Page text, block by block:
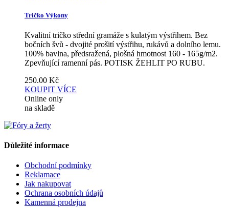
Tričko Výkony
Kvalitní tričko střední gramáže s kulatým výstřihem. Bez
bočních švů - dvojité prošití výstřihu, rukávů a dolního lemu.
100% bavlna, předsražená, plošná hmotnost 160 - 165g/m2.
Zpevňující ramenní pás. POTISK ŽEHLIT PO RUBU.
250.00 Kč
KOUPIT VÍCE
Online only
na skladě
Důležité informace
Obchodní podmínky
Reklamace
Jak nakupovat
Ochrana osobních údajů
Kamenná prodejna